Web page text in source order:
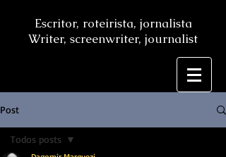
Escritor, roteirista, jornalista
Writer, screenwriter, journalist
Post
Todos posts